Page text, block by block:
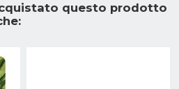
questo prodotto